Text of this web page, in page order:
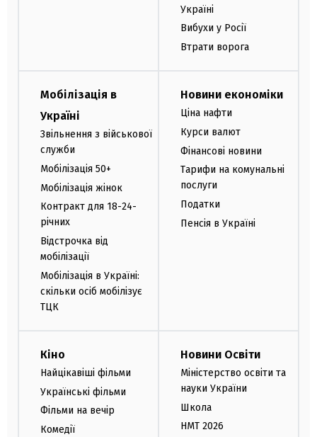
Україні
Вибухи у Росії
Втрати ворога
Мобілізація в
Україні
Звільнення з військової
служби
Мобілізація 50+
Мобілізація жінок
Контракт для 18-24-
річних
Відстрочка від
мобілізації
Мобілізація в Україні:
скільки осіб мобілізує
ТЦК
Новини економіки
Ціна нафти
Курси валют
Фінансові новини
Тарифи на комунальні
послуги
Податки
Пенсія в Україні
Кіно
Найцікавіші фільми
Українські фільми
Фільми на вечір
Комедії
Новини Освіти
Міністерство освіти та
науки України
Школа
НМТ 2026